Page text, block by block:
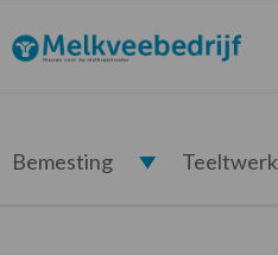
de
hoofdnavigatie
de
hoofd
de
eerste
de
voettekst
Melkveebedrijf.nl
Bemesting